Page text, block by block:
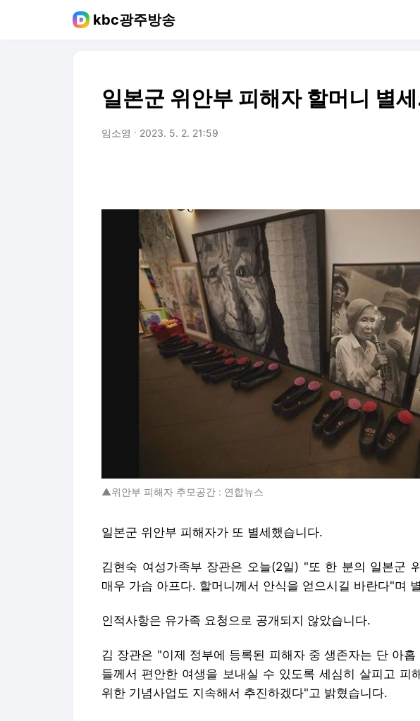
kbc광주방송
일본군 위안부 피해자 할머니 별
임소영 2023. 5. 2. 21:59
▲위안부 피해자 추모공간 : 연합뉴스
일본군 위안부 피해자가 또 별세했습니다.
김현숙 여성가족부 장관은 오늘(2일) "또 한 분의 일본군
매우 가슴 아프다. 할머니께서 안식을 얻으시길 바란다"며
인적사항은 유가족 요청으로 공개되지 않았습니다.
김 장관은 "이제 정부에 등록된 피해자 중 생존자는 단 아
들께서 편안한 여생을 보내실 수 있도록 세심히 살피고 피
위한 기념사업도 지속해서 추진하겠다"고 밝혔습니다.